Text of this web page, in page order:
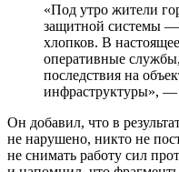
«Под утро жители
защитной системы —
хлопков. В
оперативные
последствия на
инфраструктуры», —
Он добавил, что в
не нарушено, никто не
не снимать работу сил